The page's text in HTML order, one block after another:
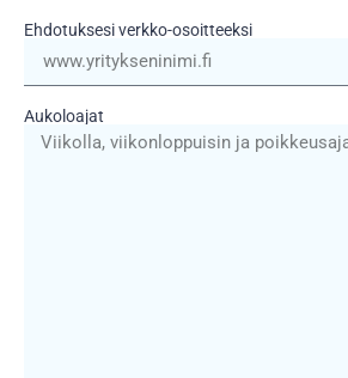
Ehdotuksesi verkko-osoitteeksi
Aukoloajat